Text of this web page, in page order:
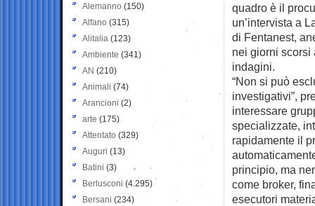
quadro è il
un’intervista a
di Fentanest,
nei giorni scorsi
indagini.
“Non si può
investigativi”,
interessare
specializzate,
rapidamente il
principio, ma
come broker,
esecutori
Alemanno (150)
Alfano (315)
Alitalia (123)
Ambiente (341)
AN (210)
Animali (74)
Arancioni (2)
arte (175)
Attentato (329)
Auguri (13)
Batini (3)
Berlusconi (4.295)
Bersani (234)